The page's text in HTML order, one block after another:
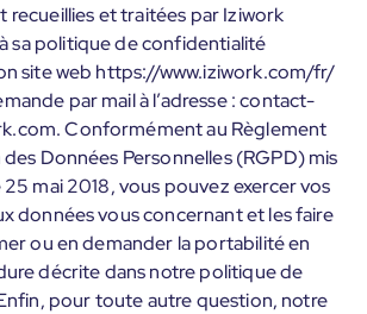
recueillies et traitées par Iziwork
sa politique de confidentialité
site web https://www.iziwork.com/fr/
par mail à l’adresse : contact-
Conformément au Règlement
Données Personnelles (RGPD) mis
mai 2018, vous pouvez exercer vos
données vous concernant et les faire
ou en demander la portabilité en
décrite dans notre politique de
pour toute autre question, notre